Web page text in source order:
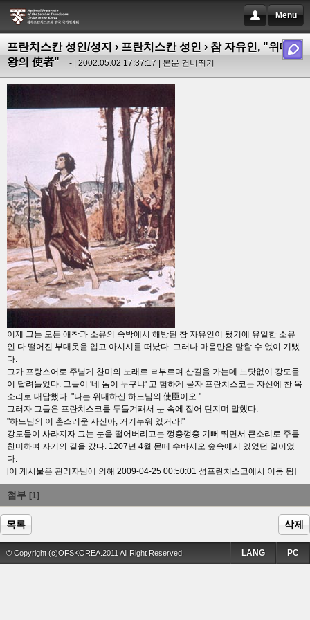
Menu
프란치스칸 성인/성지 › 프란치스칸 성인 › 참 자유인, "위대한
왕의 使者"
- | 2002.05.02 17:37:17 | 본문 건너뛰기
이제 그는 모든 애착과 소유의 속박에서 해방된 참 자유인이 됐기에 유일한 소유
인 다 떨어진 부대옷을 입고 아시시를 떠났다. 그러나 마음만은 말할 수 없이 기뻤
다.
그가 프랑스어로 주님게 찬미의 노래르 ㄹ부르며 산길을 가는데 느닷없이 강도들
이 달려들었다. 그들이 '네 놈이 누구냐' 고 험하게 묻자 프란치스코는 자신에 찬 목
소리로 대답했다. "나는 위대하신 하느님의 使臣이오."
그러자 그들은 프란치스코를 두들겨패서 눈 속에 집어 던지며 말했다.
"하느님의 이 촌스러운 사신아, 거기누워 있거라!"
강도들이 사라지자 그는 눈을 떨어버리고는 껑충껑충 기뻐 뛰면서 큰소리로 주를
찬미하며 자기의 길을 갔다. 1207년 4월 몬떼 수바시오 숲속에서 있었던 일이었
다.
[이 게시물은 관리자님에 의해 2009-04-25 00:50:01 성프란치스코에서 이동 됨]
첨부 [1]
목록 삭제
© Copyright (c)OFSKOREA.2011 All Right Reserved. PC
LANG